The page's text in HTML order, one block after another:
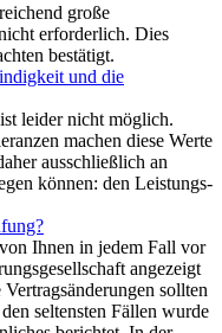
große
erforderlich. Dies
bestätigt.
und die
leider nicht möglich.
machen diese Werte
ausschließlich an
können: den Leistungs-
Ihnen in jedem Fall vor
angezeigt
sollten
seltensten Fällen wurde